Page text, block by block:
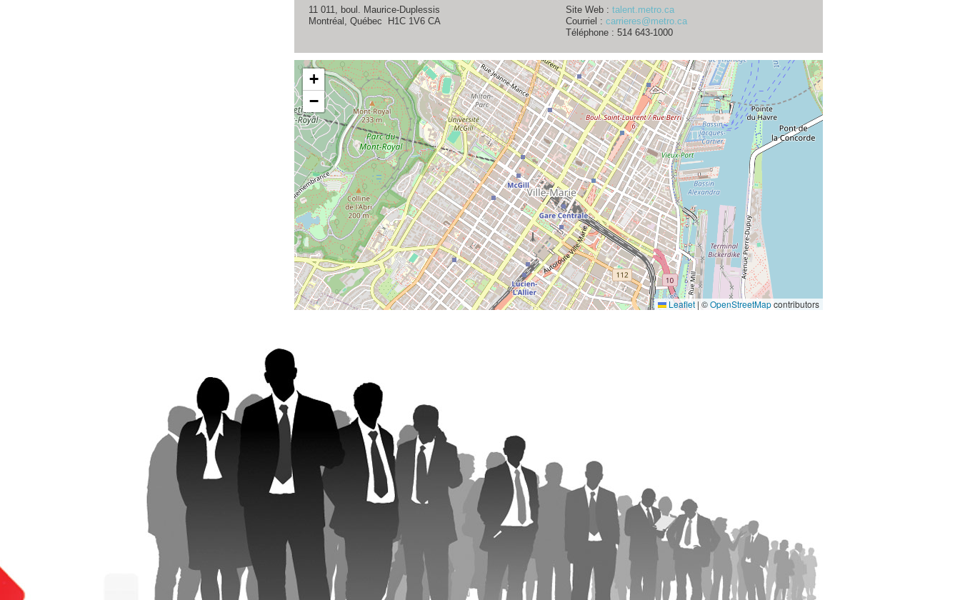
11 011, boul. Maurice-Duplessis
Montréal, Québec H1C 1V6 CA
Site Web : talent.metro.ca
Courriel : carrieres@metro.ca
Téléphone : 514 643-1000
+
−
Leaflet | ©OpenStreetMapcontributors